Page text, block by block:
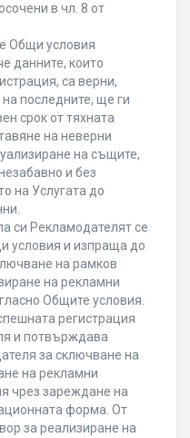
в чл. 8 от
Общи условия
данните, които
са верни,
последните, ще ги
срок от тяхната
на неверни
на същите,
и без
на Услугата до
си Рекламодателят се
условия и изпраща до
на рамков
на рекламни
Общите условия.
регистрация
и потвърждава
за сключване на
на рекламни
чрез зареждане на
форма. От
за реализиране на